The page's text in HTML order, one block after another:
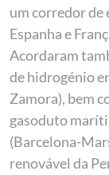
um corredor de
Espanha e
Acordaram
de hidrogénio
Zamora), bem
gasoduto
(Barcelona-
renovável da